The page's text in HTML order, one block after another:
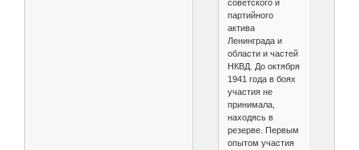
советского и
партийного
актива
Ленинграда и
области и частей
НКВД. До октября
1941 года в боях
участия не
принимала,
находясь в
резерве. Первым
опытом участия